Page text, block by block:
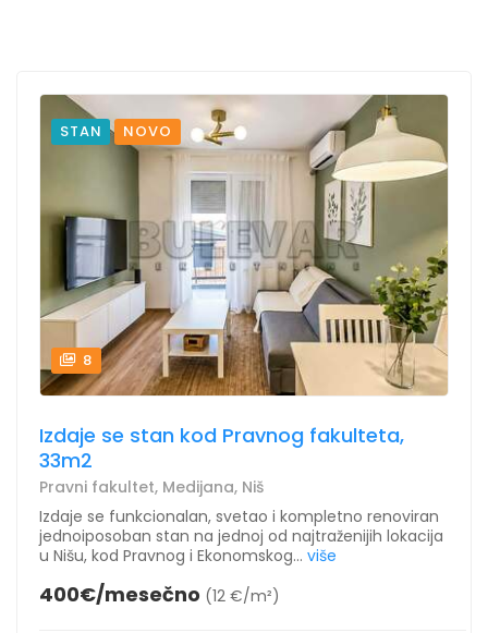
STAN NOVO
8
Izdaje se stan kod Pravnog fakulteta,
33m2
Pravni fakultet, Medijana, Niš
Izdaje se funkcionalan, svetao i kompletno renoviran
jednoiposoban stan na jednoj od najtraženijih lokacija
u Nišu, kod Pravnog i Ekonomskog... više
400€/mesečno (12 €/m²)